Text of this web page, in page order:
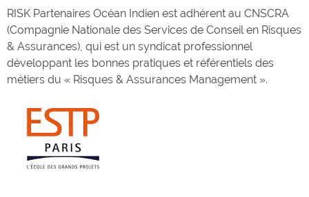
RISK Partenaires Océan Indien est adhérent au CNSCRA
(Compagnie Nationale des Services de Conseil en Risques
& Assurances), qui est un syndicat professionnel
développant les bonnes pratiques et référentiels des
métiers du « Risques & Assurances Management ».